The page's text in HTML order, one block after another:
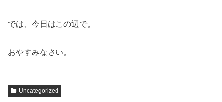
では、今日はこの辺で。
おやすみなさい。
Uncategorized